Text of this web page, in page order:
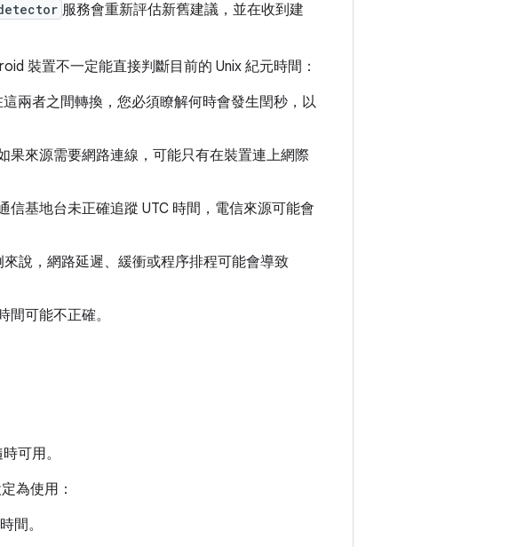
服務會重新評估新舊建議，並在收到建
裝置不一定能直接判斷目前的 Unix 紀元時間：
兩者之間轉換，您必須瞭解何時會發生閏秒，以
果來源需要網路連線，可能只有在裝置連上網際
基地台未正確追蹤 UTC 時間，電信來源可能會
說，網路延遲、緩衝或程序排程可能會導致
可能不正確。
可用。
為使用：
間。